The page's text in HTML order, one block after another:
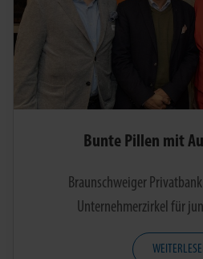
Bunte Pillen mit
Braunschweiger
Unternehmerzirkel für